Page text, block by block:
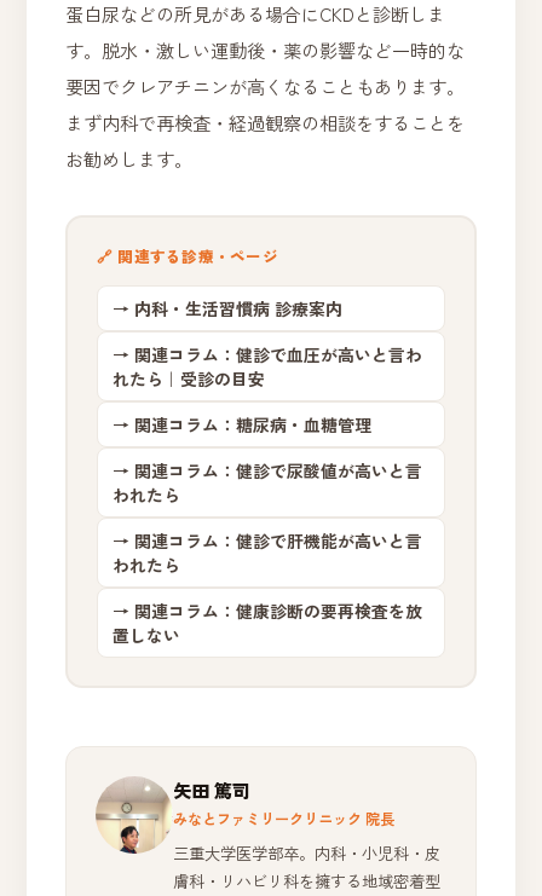
蛋白尿などの所見がある場合にCKDと診断しま
す。脱水・激しい運動後・薬の影響など一時的な
要因でクレアチニンが高くなることもあります。
まず内科で再検査・経過観察の相談をすることを
お勧めします。
🔗 関連する診療・ページ
→ 内科・生活習慣病 診療案内
→ 関連コラム：健診で血圧が高いと言わ
れたら｜受診の目安
→ 関連コラム：糖尿病・血糖管理
→ 関連コラム：健診で尿酸値が高いと言
われたら
→ 関連コラム：健診で肝機能が高いと言
われたら
→ 関連コラム：健康診断の要再検査を放
置しない
矢田 篤司
みなとファミリークリニック 院長
三重大学医学部卒。内科・小児科・皮
膚科・リハビリ科を擁する地域密着型